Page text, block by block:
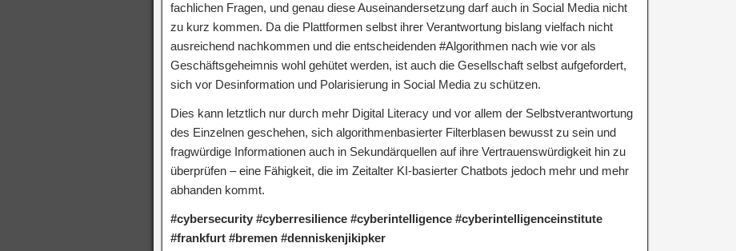
fachlichen Fragen, und genau diese Auseinandersetzung darf auch in Social Media nicht
zu kurz kommen. Da die Plattformen selbst ihrer Verantwortung bislang vielfach nicht
ausreichend nachkommen und die entscheidenden #Algorithmen nach wie vor als
Geschäftsgeheimnis wohl gehütet werden, ist auch die Gesellschaft selbst aufgefordert,
sich vor Desinformation und Polarisierung in Social Media zu schützen.
Dies kann letztlich nur durch mehr Digital Literacy und vor allem der Selbstverantwortung
des Einzelnen geschehen, sich algorithmenbasierter Filterblasen bewusst zu sein und
fragwürdige Informationen auch in Sekundärquellen auf ihre Vertrauenswürdigkeit hin zu
überprüfen – eine Fähigkeit, die im Zeitalter KI-basierter Chatbots jedoch mehr und mehr
abhanden kommt.
#cybersecurity #cyberresilience #cyberintelligence #cyberintelligenceinstitute
#frankfurt #bremen #denniskenjikipker